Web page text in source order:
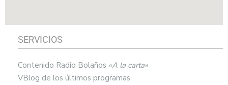
SERVICIOS
Contenido Radio Bolaños «A la carta»
VBlog de los últimos programas